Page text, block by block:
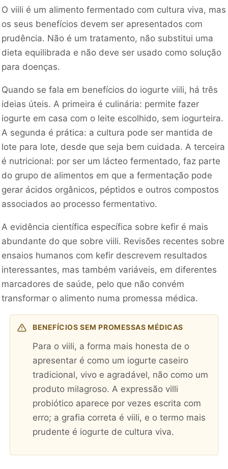
O viili é um alimento fermentado com cultura viva, mas
os seus benefícios devem ser apresentados com
prudência. Não é um tratamento, não substitui uma
dieta equilibrada e não deve ser usado como solução
para doenças.
Quando se fala em benefícios do iogurte viili, há três
ideias úteis. A primeira é culinária: permite fazer
iogurte em casa com o leite escolhido, sem iogurteira.
A segunda é prática: a cultura pode ser mantida de
lote para lote, desde que seja bem cuidada. A terceira
é nutricional: por ser um lácteo fermentado, faz parte
do grupo de alimentos em que a fermentação pode
gerar ácidos orgânicos, péptidos e outros compostos
associados ao processo fermentativo.
A evidência científica específica sobre kefir é mais
abundante do que sobre viili. Revisões recentes sobre
ensaios humanos com kefir descrevem resultados
interessantes, mas também variáveis, em diferentes
marcadores de saúde, pelo que não convém
transformar o alimento numa promessa médica.
BENEFÍCIOS SEM PROMESSAS MÉDICAS
Para o viili, a forma mais honesta de o
apresentar é como um iogurte caseiro
tradicional, vivo e agradável, não como um
produto milagroso. A expressão villi
probiótico aparece por vezes escrita com
erro; a grafia correta é viili, e o termo mais
prudente é iogurte de cultura viva.